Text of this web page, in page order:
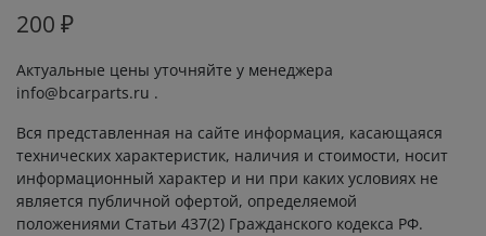
200 ₽
Актуальные цены уточняйте у менеджера
info@bcarparts.ru .
Вся представленная на сайте информация, касающаяся
технических характеристик, наличия и стоимости, носит
информационный характер и ни при каких условиях не
является публичной офертой, определяемой
положениями Статьи 437(2) Гражданского кодекса РФ.